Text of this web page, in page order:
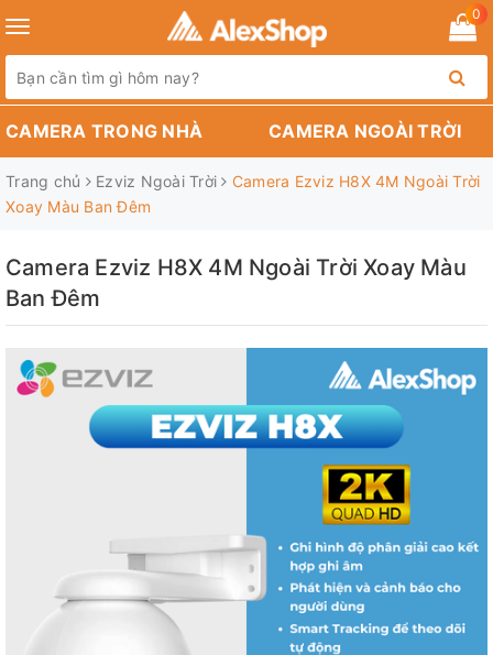
Toggle
navigation
0
CAMERA TRONG NHÀ CAMERA NGOÀI TRỜI
Trang chủ Ezviz Ngoài Trời
Camera Ezviz H8X 4M Ngoài Trời
Xoay Màu Ban Đêm
Camera Ezviz H8X 4M Ngoài Trời Xoay Màu
Ban Đêm